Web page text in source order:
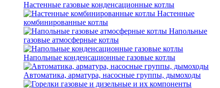
Настенные газовые конденсационные котлы
Настенные
комбинированные котлы
Напольные
газовые атмосферные котлы
Напольные конденсационные газовые котлы
Автоматика, арматура, насосные группы, дымоходы